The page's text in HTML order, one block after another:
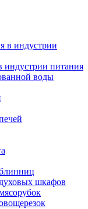
индустрии питания
воды
шкафов